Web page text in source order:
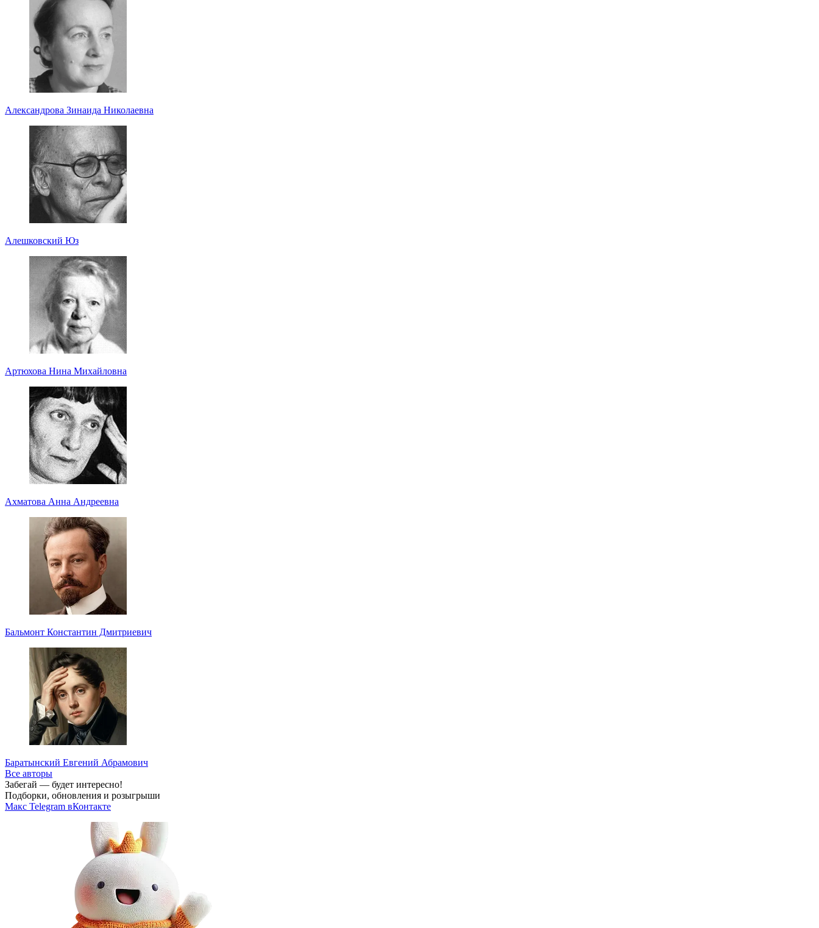
Александрова Зинаида Николаевна
Алешковский Юз
Артюхова Нина Михайловна
Ахматова Анна Андреевна
Бальмонт Константин Дмитриевич
Баратынский Евгений Абрамович
Все авторы
Забегай — будет интересно!
Подборки, обновления и розыгрыши
Макс Telegram вКонтакте